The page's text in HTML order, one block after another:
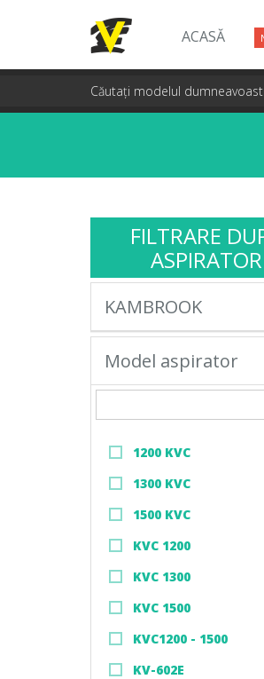
ACASĂ
FILTRARE
ASPIRATOR
KAMBROOK
Model aspirator
1200 KVC
1300 KVC
1500 KVC
KVC 1200
KVC 1300
KVC 1500
KVC1200 - 1500
KV-602E